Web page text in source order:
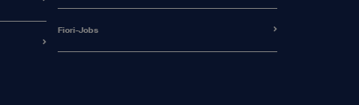
Fiori-Jobs